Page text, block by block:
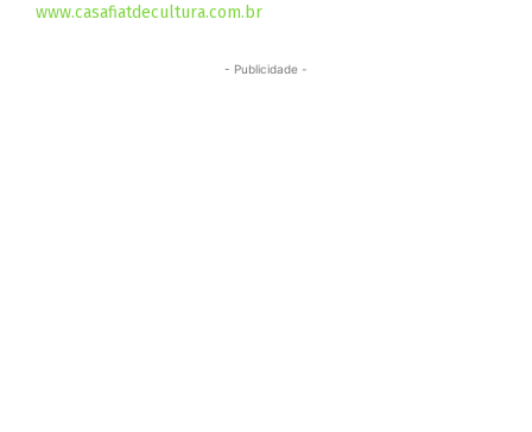
www.casafiatdecultura.com.br
- Publicidade -